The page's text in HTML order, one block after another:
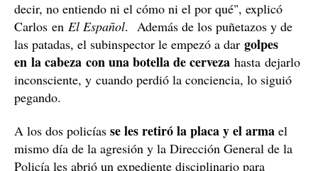
decir, no entiendo ni el cómo ni el por qué", explicó
Carlos en El Español. Además de los puñetazos y de
las patadas, el subinspector le empezó a dar golpes
en la cabeza con una botella de cerveza hasta dejarlo
inconsciente, y cuando perdió la conciencia, lo siguió
pegando.
A los dos policías se les retiró la placa y el arma el
mismo día de la agresión y la Dirección General de la
Policía les abrió un expediente disciplinario para